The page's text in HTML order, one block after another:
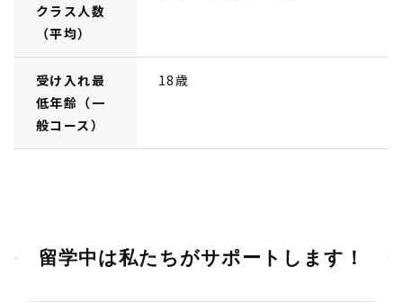
クラス人数
（平均）
受け入れ最
低年齢（一
般コース）
18歳
留学中は私たちがサポートします！